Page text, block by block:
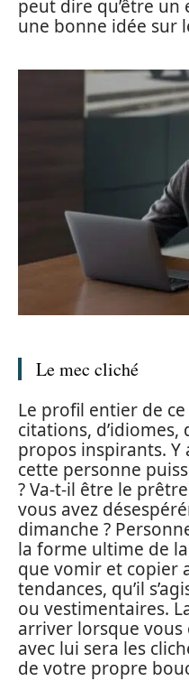
peut dire qu’être un
une bonne idée sur
Le mec cliché
Le profil entier de
citations,
propos inspirants. Y
cette personne
? Va-t-il être le
vous avez
dimanche ?
la forme ultime de
que vomir et copier
tendances, qu’il
ou vestimentaires.
arriver lorsque
avec lui sera les
de votre propre